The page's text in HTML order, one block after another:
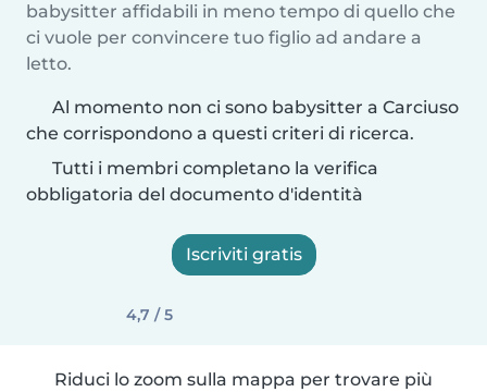
babysitter affidabili in meno tempo di quello che
ci vuole per convincere tuo figlio ad andare a
letto.
Al momento non ci sono babysitter a Carciuso
che corrispondono a questi criteri di ricerca.
Tutti i membri completano la verifica
obbligatoria del documento d'identità
Iscriviti gratis
4,7 / 5
Riduci lo zoom sulla mappa per trovare più